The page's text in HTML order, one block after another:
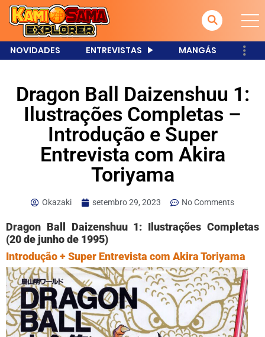
NOVIDADES ENTREVISTAS MANGÁS
Dragon Ball Daizenshuu 1:
Ilustrações Completas –
Introdução e Super
Entrevista com Akira
Toriyama
Okazaki setembro 29, 2023 No Comments
Dragon Ball Daizenshuu 1: Ilustrações Completas
(20 de junho de 1995)
Introdução + Super Entrevista com Akira Toriyama